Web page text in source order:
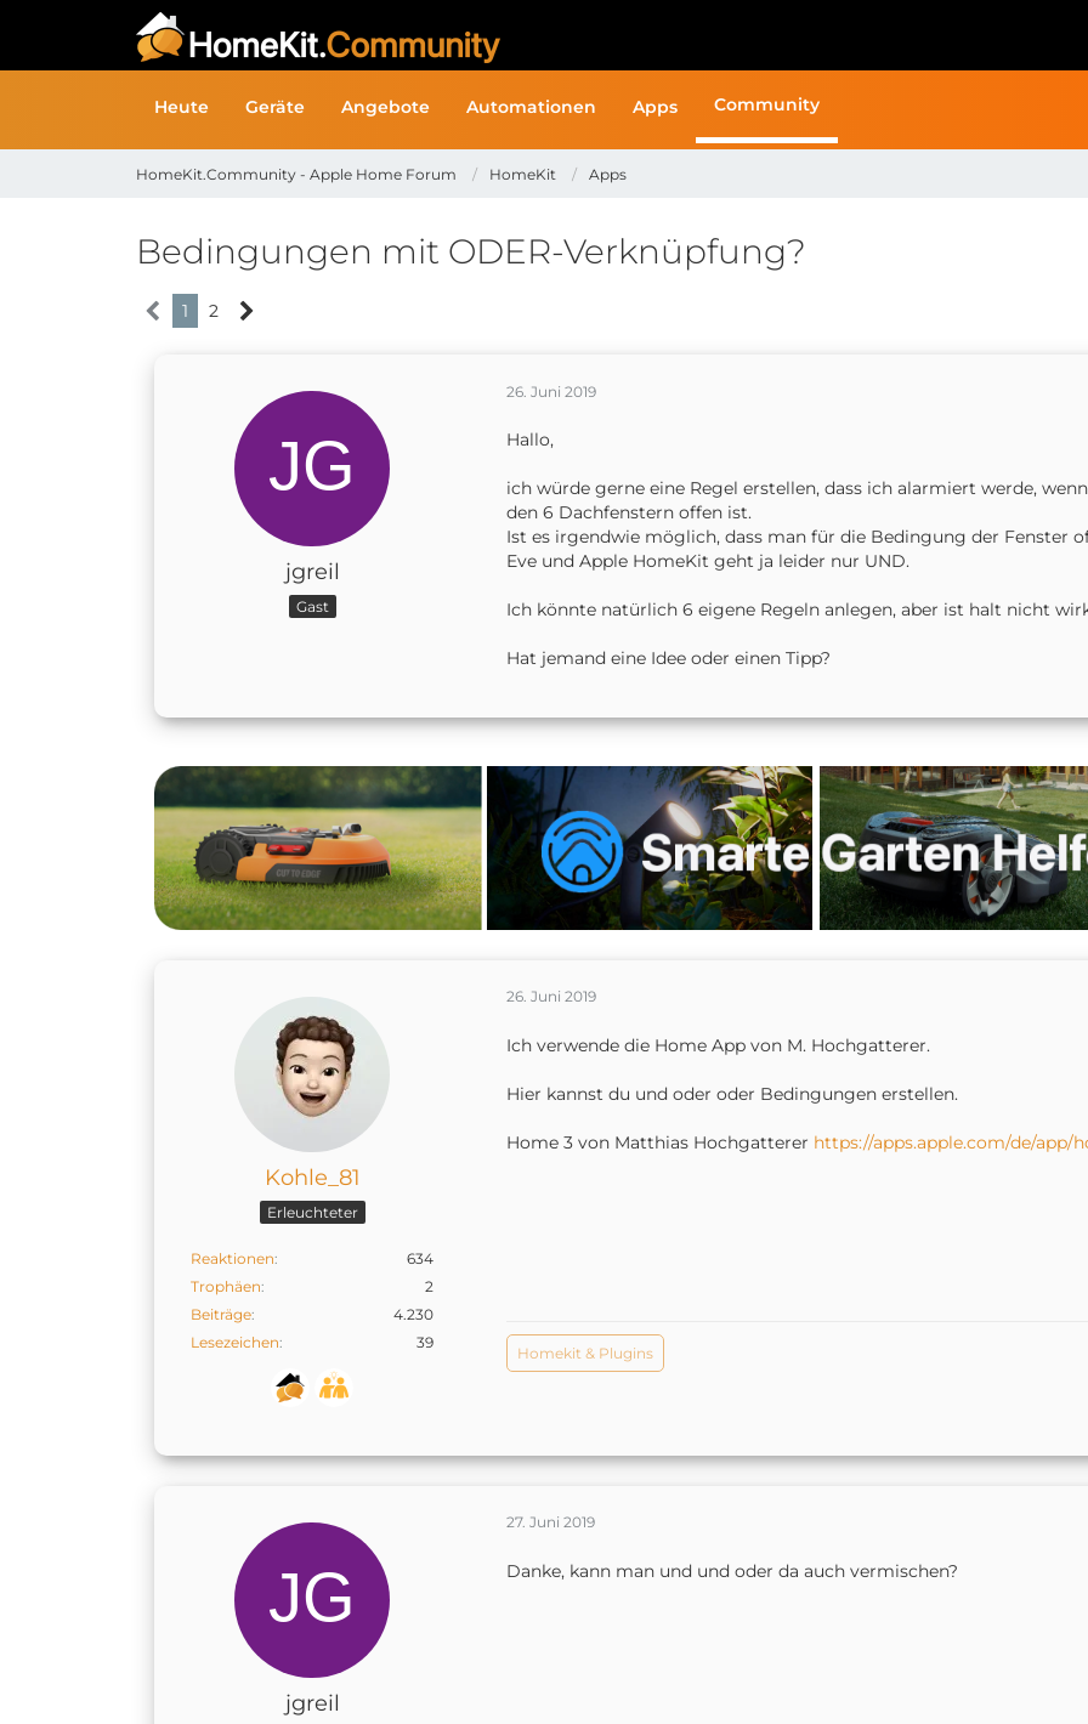
Heute Geräte Angebote Automationen Apps Community
HomeKit.Community - Apple Home Forum HomeKit Apps
Bedingungen mit ODER-Verknüpfung?
1 2
jgreil
Gast
26. Juni 2019
Hallo,
ich würde gerne eine Regel erstellen, dass ich alarmiert werde,
den 6 Dachfenstern offen ist.
Ist es irgendwie möglich, dass man für die Bedingung der Fenster
Eve und Apple HomeKit geht ja leider nur UND.
Ich könnte natürlich 6 eigene Regeln anlegen, aber ist halt nicht
Hat jemand eine Idee oder einen Tipp?
Kohle_81
Erleuchteter
Reaktionen
634
Trophäen
2
Beiträge
4.230
Lesezeichen
39
26. Juni 2019
Ich verwende die Home App von M. Hochgatterer.
Hier kannst du und oder oder Bedingungen erstellen.
Home 3 von Matthias Hochgatterer https://apps.apple.com/de/app/
Homekit & Plugins
jgreil
27. Juni 2019
Danke, kann man und und oder da auch vermischen?